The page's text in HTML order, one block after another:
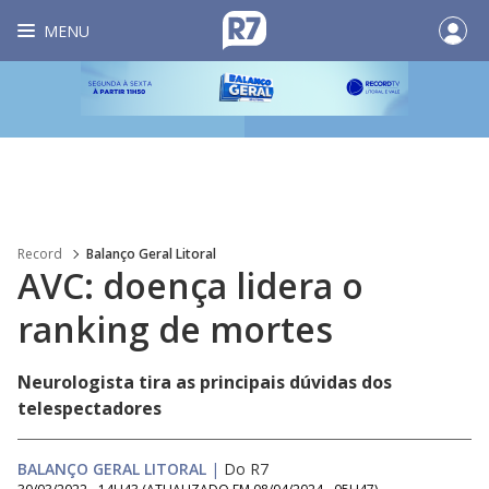
MENU
Record Balanço Geral Litoral
AVC: doença lidera o
ranking de mortes
Neurologista tira as principais dúvidas dos
telespectadores
BALANÇO GERAL LITORAL | Do R7